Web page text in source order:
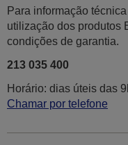
Para informação
utilização dos produtos
condições de garantia.
213 035 400
Horário: dias úteis das
Chamar por telefone